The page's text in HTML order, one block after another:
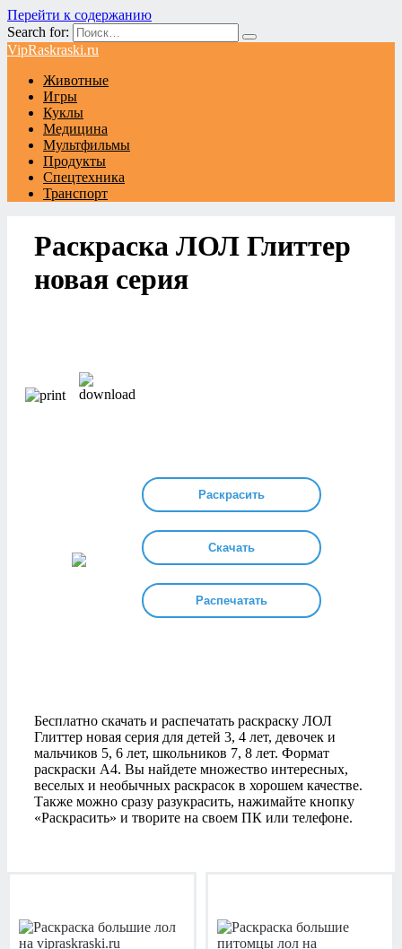
Перейти к содержанию
Search for:
VipRaskraski.ru
Животные
Игры
Куклы
Медицина
Мультфильмы
Продукты
Спецтехника
Транспорт
Раскраска ЛОЛ Глиттер
новая серия
Раскрасить
Скачать
Распечатать
Бесплатно скачать и распечатать раскраску ЛОЛ
Глиттер новая серия для детей 3, 4 лет, девочек и
мальчиков 5, 6 лет, школьников 7, 8 лет. Формат
раскраски А4. Вы найдете множество интересных,
веселых и необычных раскрасок в хорошем качестве.
Также можно сразу разукрасить, нажимайте кнопку
«Раскрасить» и творите на своем ПК или телефоне.